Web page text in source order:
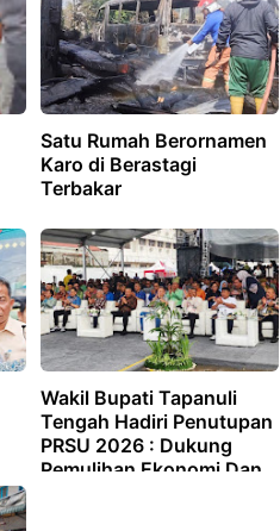
Satu Rumah Berornamen
Karo di Berastagi
Terbakar
Wakil Bupati Tapanuli
Tengah Hadiri Penutupan
PRSU 2026 : Dukung
Pemulihan Ekonomi Dan